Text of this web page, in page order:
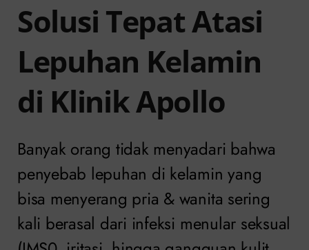
Solusi Tepat Atasi
Lepuhan Kelamin
di Klinik Apollo
Banyak orang tidak menyadari bahwa
penyebab lepuhan di kelamin yang
bisa menyerang pria & wanita sering
kali berasal dari infeksi menular seksual